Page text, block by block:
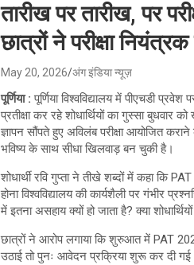
तारीख पर तारीख, पर
छात्रों ने परीक्षा नियंत्रक
May 20, 2026 अंग इंडिया न्यूज़
पूर्णिया : पूर्णिया विश्वविद्यालय में पीएचडी
प्रतीक्षा कर रहे शोधार्थियों का गुस्सा
ज्ञापन सौंपते हुए अविलंब परीक्षा आयोजित
भविष्य के साथ सीधा खिलवाड़ बन चुकी है।
शोधार्थी रवि गुप्ता ने तीखे शब्दों में कहा कि
होना विश्वविद्यालय की कार्यशैली पर गंभीर
में इतना असहाय क्यों हो जाता है? क्या
छात्रों ने आरोप लगाया कि शुरुआत में PAT
उठाई तो पुनः आवेदन प्रक्रिया शुरू कर दी गई